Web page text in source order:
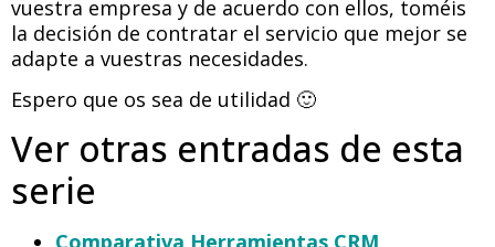
vuestra empresa y de acuerdo con ellos, toméis
la decisión de contratar el servicio que mejor se
adapte a vuestras necesidades.
Espero que os sea de utilidad 🙂
Ver otras entradas de esta
serie